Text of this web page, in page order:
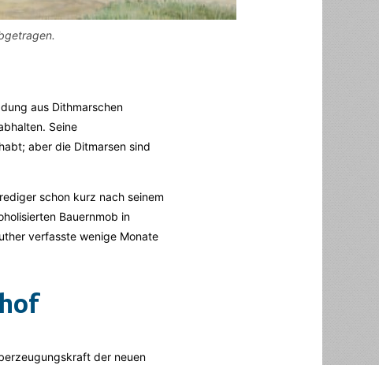
aus Dithmarschen
Seine
aber die Ditmarsen sind
schon kurz nach seinem
Bauernmob in
verfasste wenige Monate
der neuen